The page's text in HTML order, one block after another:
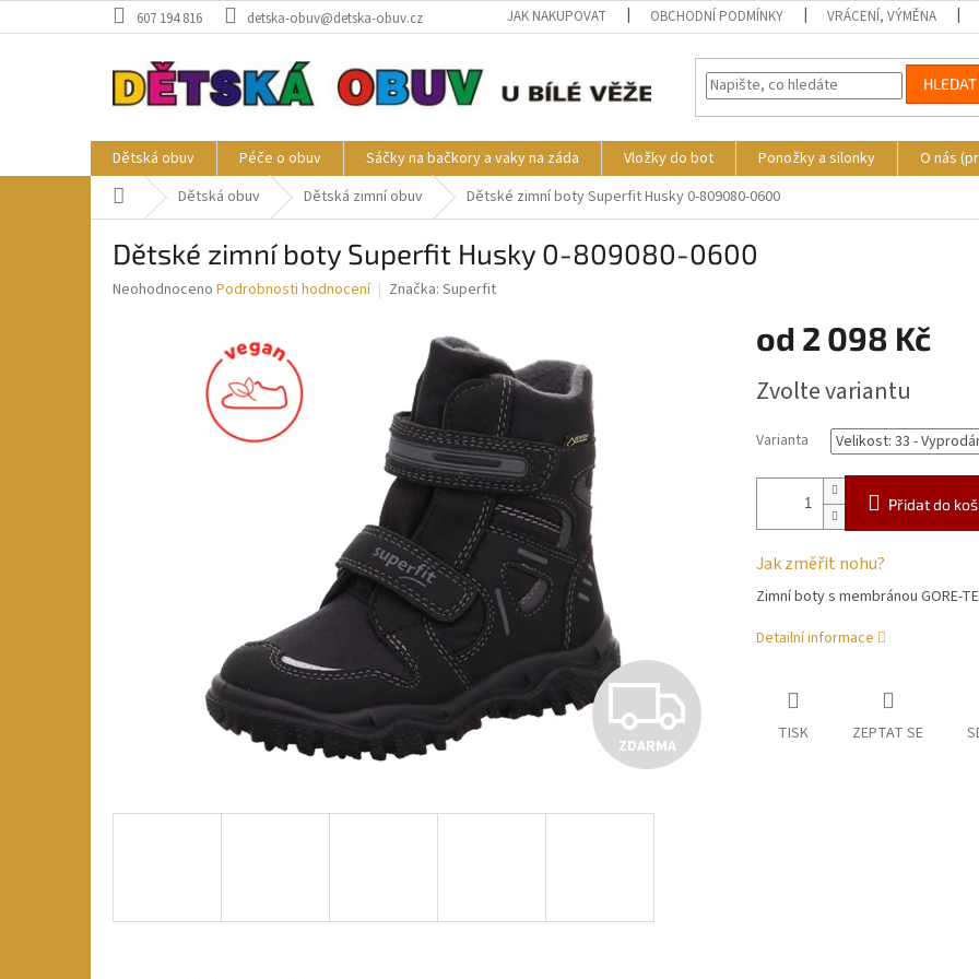
na
607 194 816 detska-obuv@detska-obuv.cz JAK NAKUPOVAT OBCHODNÍ PODMÍNKY VRÁCENÍ, VÝMĚNA
HLEDAT
Dětská obuv Péče o obuv Sáčky na bačkory a vaky na záda Vložky do bot Ponožky a silonky O nás
Domů Dětská obuv Dětská zimní obuv Dětské zimní boty Superfit Husky 0-809080-0600
Dětské zimní boty Superfit Husky 0-809080-0600
Průměrné
Neohodnoceno Podrobnosti hodnocení Značka: Superfit
Z
ZDARMA
od 2 098 Kč
cena:
Zvolte variantu
Varianta
Přidat do
Jak změřit nohu?
Zimní boty s membránou GORE-
Detailní informace
TISK ZEPTAT SE